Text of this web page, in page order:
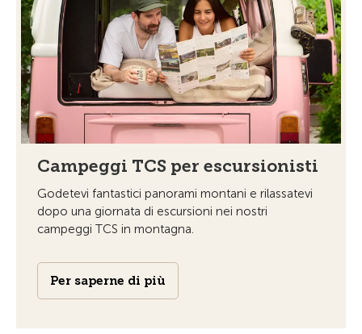
Campeggi TCS per escursionisti
Godetevi fantastici panorami montani e rilassatevi
dopo una giornata di escursioni nei nostri
campeggi TCS in montagna.
Per saperne di più